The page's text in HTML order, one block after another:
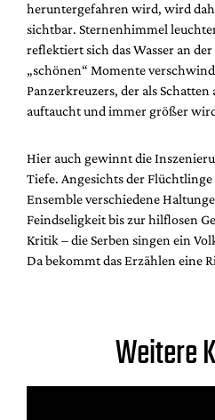
heruntergefahren wird, wird
sichtbar. Sternenhimmel
reflektiert sich das Wasser an
„schönen“ Momente
Panzerkreuzers, der als
auftaucht und immer größer
Hier auch gewinnt die
Tiefe. Angesichts der
Ensemble verschiedene
Feindseligkeit bis zur hilflosen
Kritik – die Serben singen ein
Da bekommt das Erzählen eine
Weitere